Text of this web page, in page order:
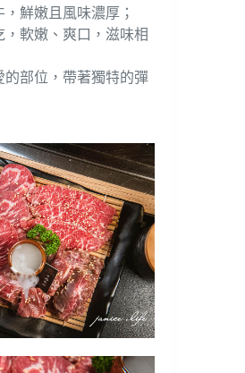
鮮嫩且風味濃厚；
軟嫩、爽口，滋味相
部位，帶著獨特的彈